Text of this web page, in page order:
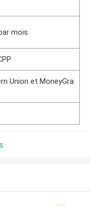
mois
Union et MoneyGra